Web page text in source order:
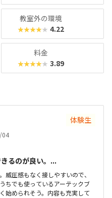
教室外の環境
★★★★★ 4.22
料金
★★★★★ 3.89
体験生
04
るのが良い。...
圧感もなく接しやすいので、
ちでも使っているアーテックブ
始められそう。内容も充実して